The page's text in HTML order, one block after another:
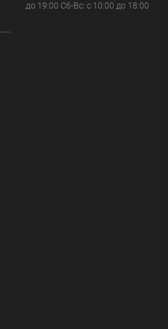
до 19:00 Сб-Вс: с 10:00 до 18:00